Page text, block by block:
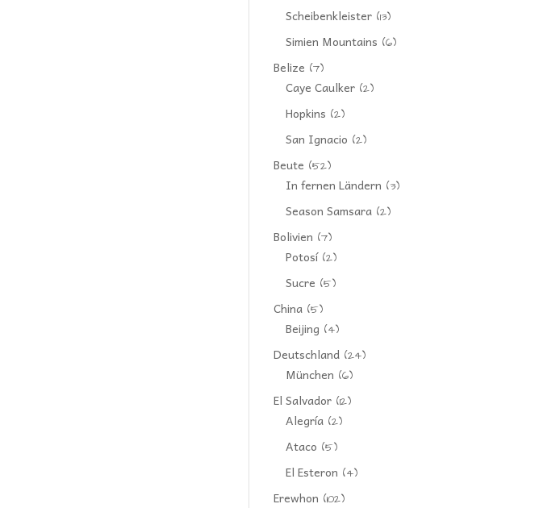
Scheibenkleister (13)
Simien Mountains (6)
Belize (7)
Caye Caulker (2)
Hopkins (2)
San Ignacio (2)
Beute (52)
In fernen Ländern (3)
Season Samsara (2)
Bolivien (7)
Potosí(2)
Sucre (5)
China (5)
Beijing (4)
Deutschland (24)
München (6)
El Salvador (12)
Alegría (2)
Ataco (5)
El Esteron (4)
Erewhon (102)